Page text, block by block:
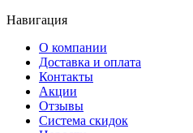
Навигация
О компании
Доставка и оплата
Контакты
Акции
Отзывы
Система скидок